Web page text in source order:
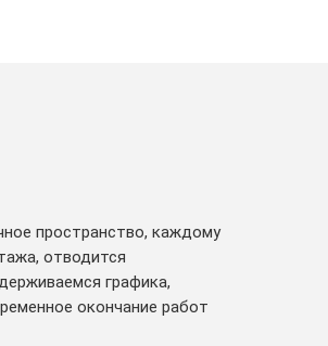
пространство, каждому
отводится
графика,
окончание работ